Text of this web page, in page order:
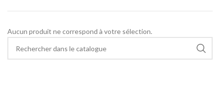
Aucun produit ne correspond à votre sélection.